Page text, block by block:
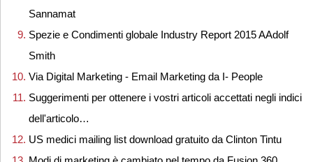
Sannamat
Spezie e Condimenti globale Industry Report 2015 AAdolf
Smith
Via Digital Marketing - Email Marketing da I- People
Suggerimenti per ottenere i vostri articoli accettati negli indici
dell'articolo…
US medici mailing list download gratuito da Clinton Tintu